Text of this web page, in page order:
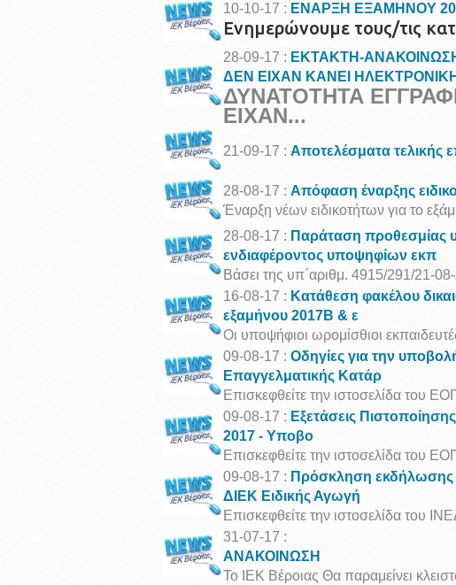
10-10-17 : ΕΝΑΡΞΗ ΕΞΑΜΗΝΟΥ
Ενημερώνουμε τους/τις
28-09-17 : ΕΚΤΑΚΤΗ-
ΔΕΝ ΕΙΧΑΝ ΚΑΝΕΙ ΗΛΕΚΤΡΟΝΙΚΗ
ΔΥΝΑΤΟΤΗΤΑ
ΕΙΧΑΝ...
21-09-17 : Αποτελέσματα τελικής
28-08-17 : Απόφαση έναρξης
Έναρξη νέων ειδικοτήτων για το
28-08-17 : Παράταση προθεσμίας
ενδιαφέροντος υποψηφίων εκπ
Βάσει της υπ΄αριθμ. 4915/291/21-
16-08-17 : Κατάθεση φακέλου
εξαμήνου 2017Β & ε
Οι υποψήφιοι ωρομίσθιοι
09-08-17 : Οδηγίες για την
Επαγγελματικής Κατάρ
Επισκεφθείτε την ιστοσελίδα του
09-08-17 : Εξετάσεις
2017 - Υποβο
Επισκεφθείτε την ιστοσελίδα του
09-08-17 : Πρόσκληση εκδήλωσης
ΔΙΕΚ Ειδικής Αγωγή
Επισκεφθείτε την ιστοσελίδα του
31-07-17 :
ΑΝΑΚΟΙΝΩΣΗ
Το ΙΕΚ Βέροιας Θα παραμείνει